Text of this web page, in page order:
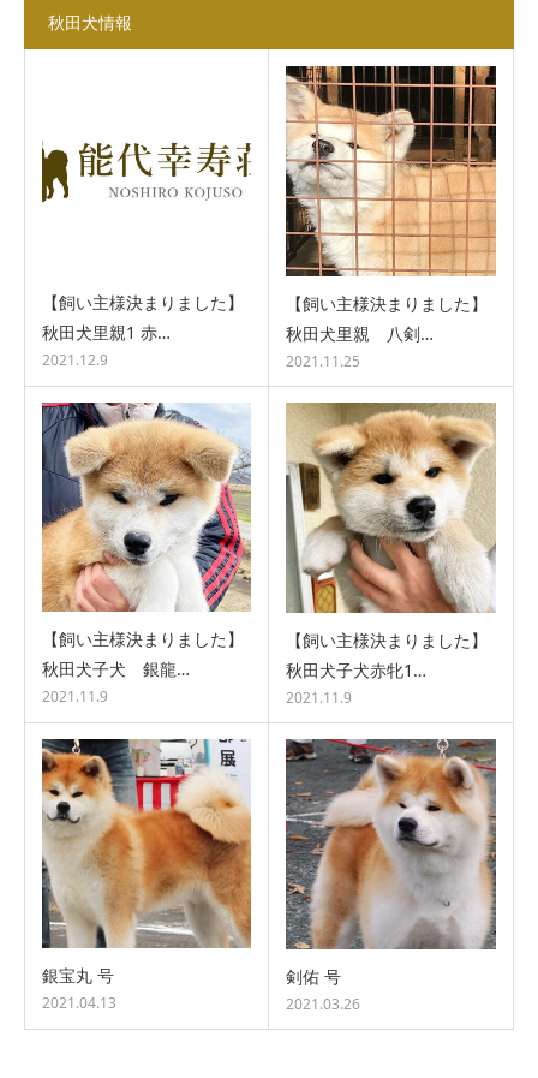
秋田犬情報
【飼い主様決まりました】
秋田犬里親1 赤…
2021.12.9
【飼い主様決まりました】
秋田犬里親 八剣…
2021.11.25
【飼い主様決まりました】
秋田犬子犬 銀龍…
2021.11.9
【飼い主様決まりました】
秋田犬子犬赤牝1…
2021.11.9
銀宝丸 号
2021.04.13
剣佑 号
2021.03.26